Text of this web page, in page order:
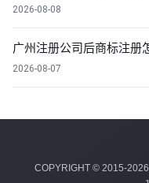
2026-08-08
广州注册公司后商标注册
2026-08-07
COPYRIGHT © 2015-